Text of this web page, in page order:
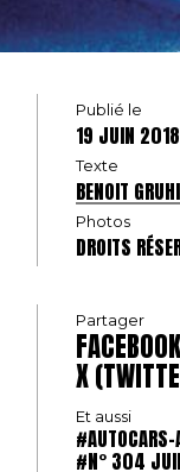
Publié le
19 JUIN 2018
Texte
BENOIT
Photos
DROITS
Partager
FACEBOOK
X
Et aussi
#AUTOCARS-
#N° 304